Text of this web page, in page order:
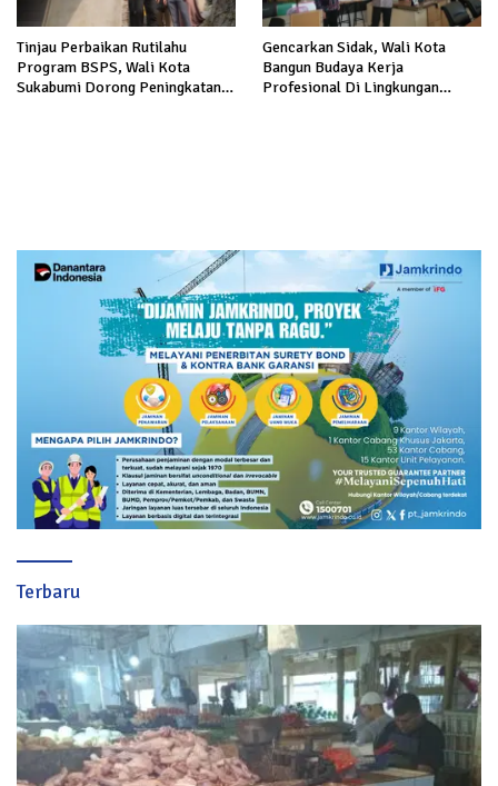
Tinjau Perbaikan Rutilahu
Program BSPS, Wali Kota
Sukabumi Dorong Peningkatan
Gencarkan Sidak, Wali Kota
Bangun Budaya Kerja
Profesional Di Lingkungan
Terbaru